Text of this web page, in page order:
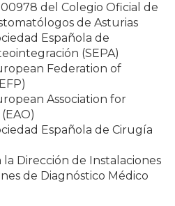
del Colegio Oficial de
de Asturias
Española de
(SEPA)
Federation of
Association for
Española de Cirugía
Dirección de Instalaciones
de Diagnóstico Médico